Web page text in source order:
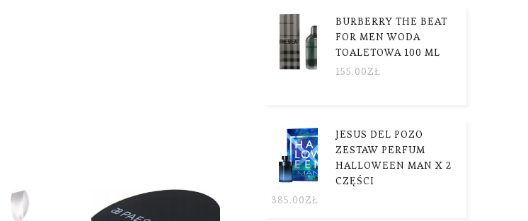
BURBERRY THE BEAT
FOR MEN WODA
TOALETOWA 100 ML
155.00ZŁ
JESUS DEL POZO
ZESTAW PERFUM
HALLOWEEN MAN X 2
CZĘŚCI
385.00ZŁ